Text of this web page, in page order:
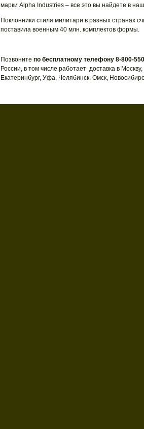
марки Alpha Industries – все это вы найдете в
Поклонники стиля милитари в разных странах
поставила военным 40 млн. комплектов формы.
Позвоните по бесплатному телефону 8-800-
России, в том числе работает доставка в
Екатеринбург, Уфа, Челябинск, Омск,